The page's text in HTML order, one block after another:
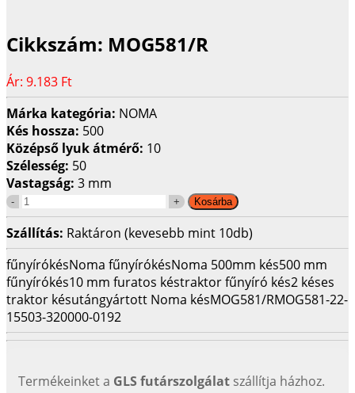
Cikkszám: MOG581/R
Ár: 9.183 Ft
Márka kategória: NOMA
Kés hossza: 500
Középső lyuk átmérő: 10
Szélesség: 50
Vastagság: 3 mm
Szállítás: Raktáron (kevesebb mint 10db)
fűnyírókésNoma fűnyírókésNoma 500mm kés500 mm
fűnyírókés10 mm furatos késtraktor fűnyíró kés2 késes
traktor késutángyártott Noma késMOG581/RMOG581-22-
15503-320000-0192
Termékeinket a GLS futárszolgálat szállítja házhoz.